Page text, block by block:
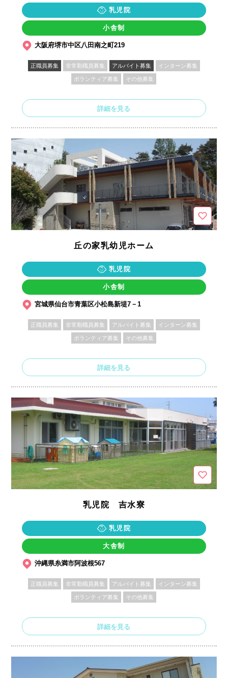
乳児院
小舎制
大阪府堺市中区八田南之町219
正職員募集 非常勤職員募集 アルバイト募集 インターン募集
ボランティア募集 その他募集
詳細を見る
丘の家乳幼児ホーム
乳児院
小舎制
宮城県仙台市青葉区小松島新堤7－1
正職員募集 非常勤職員募集 アルバイト募集 インターン募集
ボランティア募集 その他募集
詳細を見る
乳児院 吉水寮
乳児院
大舎制
沖縄県糸満市阿波根567
正職員募集 非常勤職員募集 アルバイト募集 インターン募集
ボランティア募集 その他募集
詳細を見る